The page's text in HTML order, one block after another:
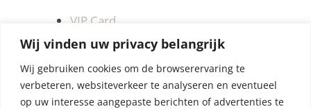
Wij vinden uw privacy belangrijk
Wij gebruiken cookies om de browserervaring te
verbeteren, websiteverkeer te analyseren en eventueel
op uw interesse aangepaste berichten of advertenties te
VIP Card
Retourneren
Betalen & verzendkosten
Privacy Policy
Algemene Voorwaarden